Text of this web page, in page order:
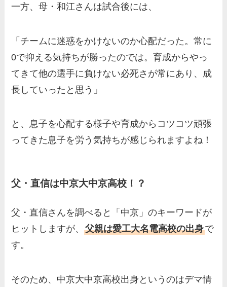
一方、母・和江さんは試合後には、
「チームに迷惑をかけないのか心配だった。常に
0で抑える気持ちが勝ったのでは。育成からやっ
てきて他の選手に負けない必死さが常にあり、成
長していったと思う」
と、息子を心配する様子や育成からコツコツ頑張
ってきた息子を労う気持ちが感じられますよね！
父・直信は中京大中京高校！？
父・直信さんを調べると「中京」のキーワードが
ヒットしますが、父親は愛工大名電高校の出身で
す。
そのため、中京大中京高校出身というのはデマ情